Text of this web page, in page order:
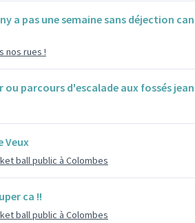
a pas une semaine sans déjection
nos rues !
ou parcours d'escalade aux fossés jean
Veux
ball public à Colombes
ca !!
ball public à Colombes